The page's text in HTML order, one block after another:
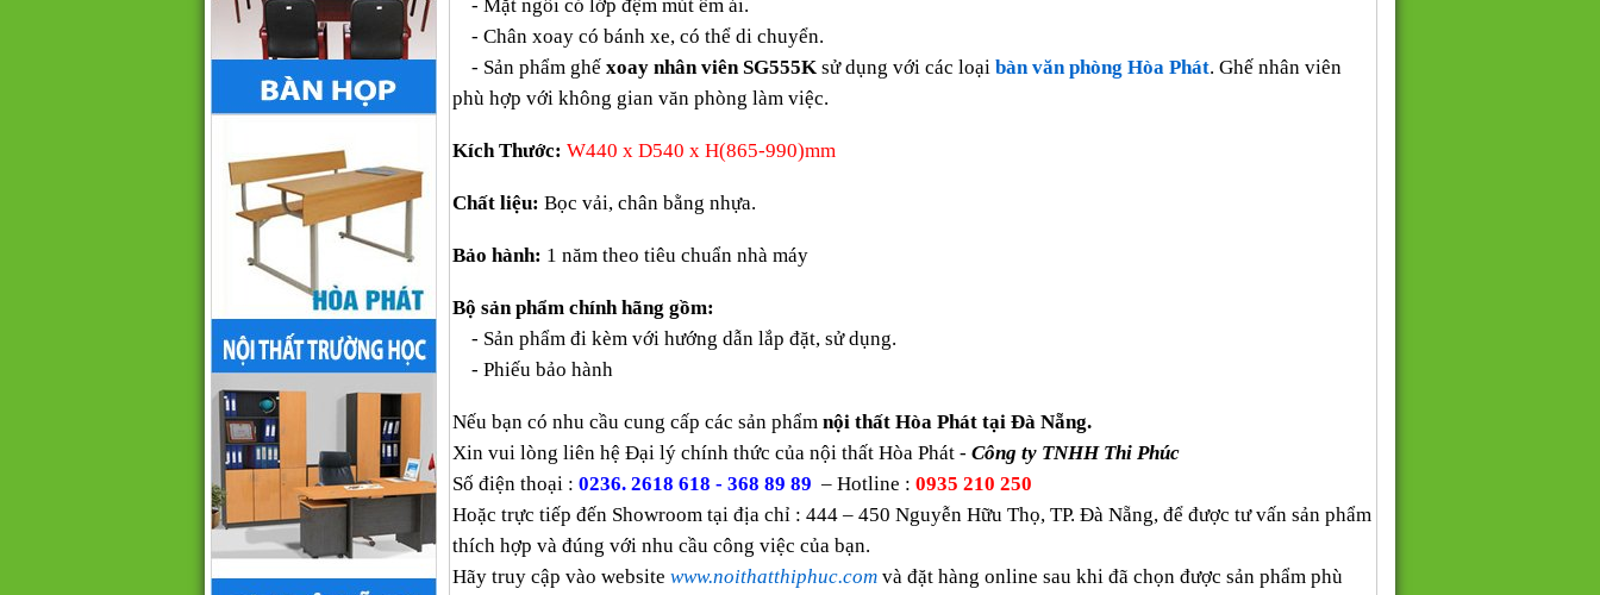
- Mặt ngồi có lớp đệm mút êm ái.
- Chân xoay có bánh xe, có thể di chuyển.
- Sản phẩm ghế xoay nhân viên SG555K sử dụng với các loại bàn văn phòng Hòa Phát. Ghế nhân viên
phù hợp với không gian văn phòng làm việc.
Kích Thước: W440 x D540 x H(865-990)mm
Chất liệu: Bọc vải, chân bằng nhựa.
Bảo hành: 1 năm theo tiêu chuẩn nhà máy
Bộ sản phẩm chính hãng gồm:
- Sản phẩm đi kèm với hướng dẫn lắp đặt, sử dụng.
- Phiếu bảo hành
Nếu bạn có nhu cầu cung cấp các sản phẩm nội thất Hòa Phát tại Đà Nẵng.
Xin vui lòng liên hệ Đại lý chính thức của nội thất Hòa Phát - Công ty TNHH Thi Phúc
Số điện thoại : 0236. 2618 618 - 368 89 89 – Hotline : 0935 210 250
Hoặc trực tiếp đến Showroom tại địa chỉ : 444 – 450 Nguyễn Hữu Thọ, TP. Đà Nẵng, để được tư vấn sản phẩm
thích hợp và đúng với nhu cầu công việc của bạn.
Hãy truy cập vào website www.noithatthiphuc.com và đặt hàng online sau khi đã chọn được sản phẩm phù